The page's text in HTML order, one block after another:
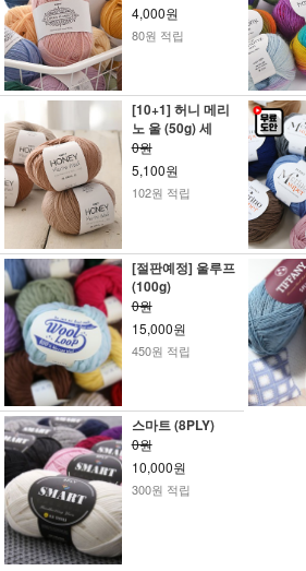
4,000원
80원 적립
[10+1] 허니 메리
노 울 (50g) 세
0원
5,100원
102원 적립
[절판예정] 울루프
(100g)
0원
15,000원
450원 적립
스마트 (8PLY)
0원
10,000원
300원 적립